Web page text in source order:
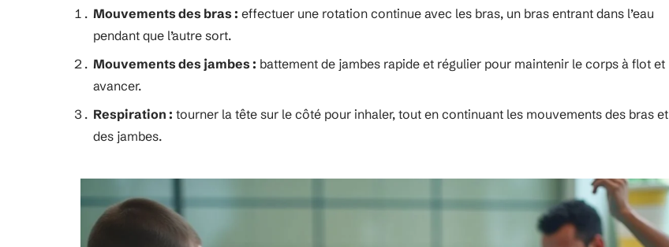
Mouvements des bras : effectuer une rotation continue avec les bras, un bras entrant dans l’eau
pendant que l’autre sort.
Mouvements des jambes : battement de jambes rapide et régulier pour maintenir le corps à flot et
avancer.
Respiration : tourner la tête sur le côté pour inhaler, tout en continuant les mouvements des bras et
des jambes.